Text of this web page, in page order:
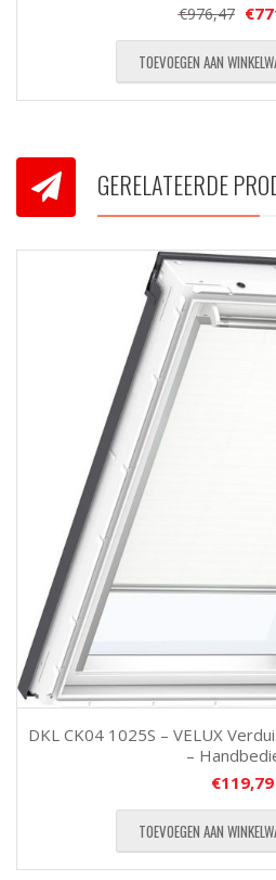
€976,47 €
TOEVOEGEN AAN
GERELATEERDE
DKL CK04 1025S – VELUX
–
€119,79
TOEVOEGEN AAN